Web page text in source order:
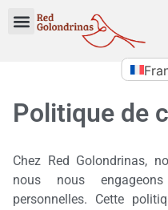
Politique de
Chez Red Golondrinas,
nous nous
personnelles. Cette